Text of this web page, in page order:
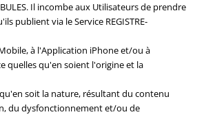
Il incombe aux Utilisateurs de prendre
publient via le Service REGISTRE-
à l'Application iPhone et/ou à
quelles qu'en soient l'origine et la
soit la nature, résultant du contenu
du dysfonctionnement et/ou de